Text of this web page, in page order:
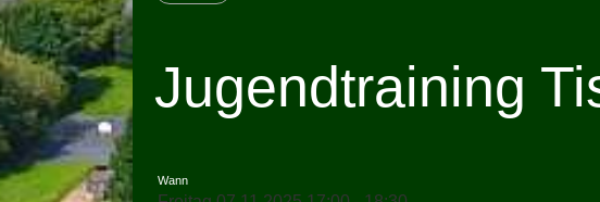
Jugendtraining
Wann